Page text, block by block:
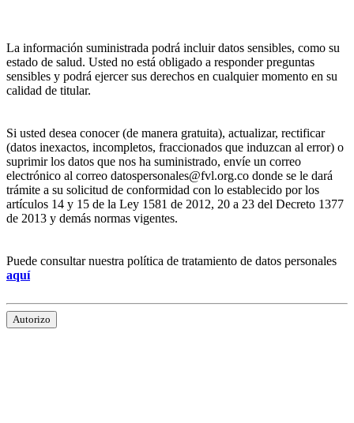
La información suministrada podrá incluir datos sensibles, como su
estado de salud. Usted no está obligado a responder preguntas
sensibles y podrá ejercer sus derechos en cualquier momento en su
calidad de titular.
Si usted desea conocer (de manera gratuita), actualizar, rectificar
(datos inexactos, incompletos, fraccionados que induzcan al error) o
suprimir los datos que nos ha suministrado, envíe un correo
electrónico al correo datospersonales@fvl.org.co donde se le dará
trámite a su solicitud de conformidad con lo establecido por los
artículos 14 y 15 de la Ley 1581 de 2012, 20 a 23 del Decreto 1377
de 2013 y demás normas vigentes.
Puede consultar nuestra política de tratamiento de datos personales
aquí
Autorizo